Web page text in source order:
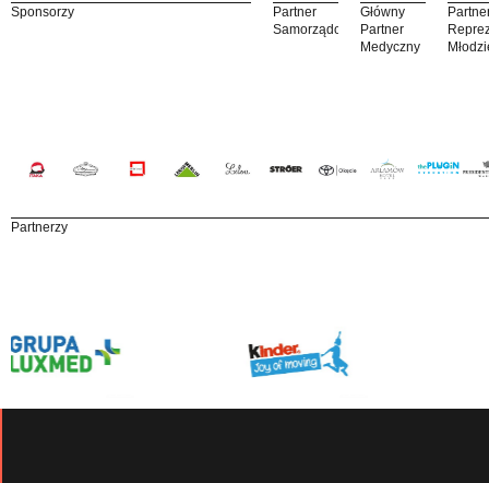
Sponsorzy
Partner
Samorządowy
Główny
Partner
Medyczny
Partnerzy